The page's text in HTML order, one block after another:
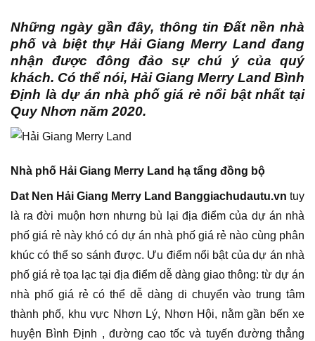
Những ngày gần đây, thông tin Đất nền nhà
phố và biệt thự Hải Giang Merry Land đang
nhận được đông đảo sự chú ý của quý
khách. Có thể nói, Hải Giang Merry Land Bình
Định là dự án nhà phố giá rẻ nổi bật nhất tại
Quy Nhơn năm 2020.
Nhà phố Hải Giang Merry Land hạ tẩng đồng bộ
Dat Nen Hải Giang Merry Land Banggiachudautu.vn tuy
là ra đời muộn hơn nhưng bù lại địa điểm của dự án nhà
phố giá rẻ này khó có dự án nhà phố giá rẻ nào cùng phân
khúc có thể so sánh được. Ưu điểm nổi bật của dự án nhà
phố giá rẻ tọa lạc tại địa điểm dễ dàng giao thông: từ dự án
nhà phố giá rẻ có thể dễ dàng di chuyển vào trung tâm
thành phố, khu vực Nhơn Lý, Nhơn Hội, nằm gần bến xe
huyện Bình Định , đường cao tốc và tuyến đường thẳng